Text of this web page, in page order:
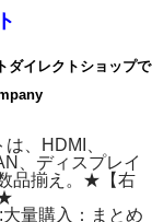
ダイレクトショップで
、HDMI、
、ディスプレイ
品揃え。★【右
量購入：まとめ